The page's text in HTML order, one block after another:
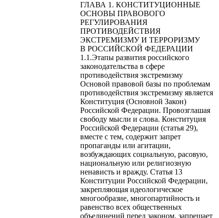
ГЛАВА 1. КОНСТИТУЦИОННЫЕ
ОСНОВЫ ПРАВОВОГО
РЕГУЛИРОВАНИЯ
ПРОТИВОДЕЙСТВИЯ
ЭКСТРЕМИЗМУ И ТЕРРОРИЗМУ
В РОССИЙСКОЙ ФЕДЕРАЦИИ
1.1.Этапы развития российского
законодательства в сфере
противодействия экстремизму
Основой правовой базы по проблемам
противодействия экстремизму является
Конституция (Основной Закон)
Российской Федерации. Провозглашая
свободу мысли и слова. Конституция
Российской Федерации (статья 29),
вместе с тем, содержит запрет
пропаганды или агитации,
возбуждающих социальную, расовую,
национальную или религиозную
ненависть и вражду. Статья 13
Конституции Российской Федерации,
закрепляющая идеологическое
многообразие, многопартийность и
равенство всех общественных
объединений перед законом, запрещает